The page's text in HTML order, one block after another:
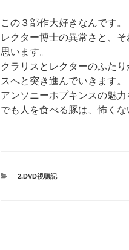
この３部作大好きなんです。
レクター博士の異常さと、
思います。
クラリスとレクターのふた
スへと突き進んでいきます。
アンソニーホプキンスの魅
でも人を食べる豚は、怖くな
カ
2.DVD視聴記